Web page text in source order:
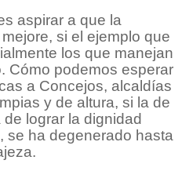
aspirar a que la
si el ejemplo que
los que manejan
Cómo podemos esperar
a Concejos, alcaldías
y de altura, si la de
lograr la dignidad
se ha degenerado hasta